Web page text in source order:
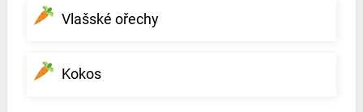
Vlašské ořechy
Kokos